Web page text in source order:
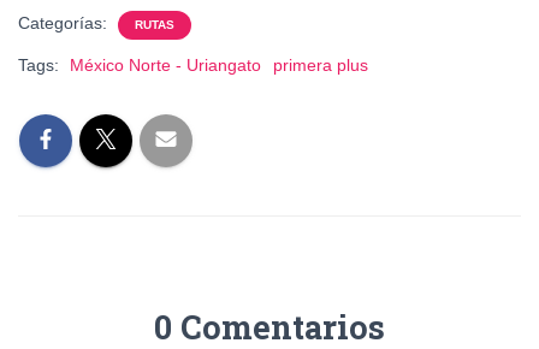
Categorías: RUTAS
Tags: México Norte - Uriangato primera plus
0 Comentarios